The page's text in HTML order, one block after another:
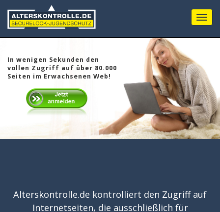
Menu
In wenigen Sekunden den
vollen Zugriff auf über 80.000
Seiten im Erwachsenen Web!
Alterskontrolle.de kontrolliert den Zugriff auf
Internetseiten, die ausschließlich für